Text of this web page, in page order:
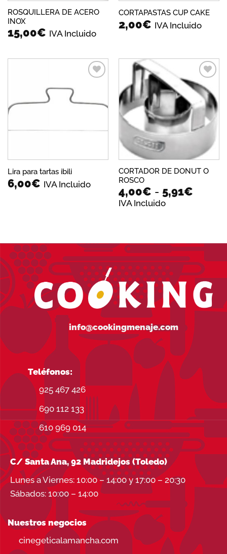
ROSQUILLERA DE ACERO
INOX
15,00€ IVA Incluido
CORTAPASTAS CUP CAKE
2,00€ IVA Incluido
lista de
Lira para tartas ibili
6,00€ IVA Incluido
Añadir
a la
lista de
deseos
CORTADOR DE DONUT O
ROSCO
4,00€ - 5,91€Rango
hasta
5,91€
IVA Incluido
info@cookingmenaje.com
Teléfonos:
925 467 426
690 112 133
610 969 014
C/ Santa Ana, 92 Madridejos (Toledo)
Lunes a Viernes: 10:00 – 14:00 y 17:00 – 20:30
Sábados: 10:00 – 14:00
Nuestros negocios
cinegeticalamancha.com